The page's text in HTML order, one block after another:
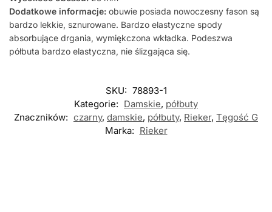
Dodatkowe informacje: obuwie posiada nowoczesny fason są
bardzo lekkie, sznurowane. Bardzo elastyczne spody
absorbujące drgania, wymiękczona wkładka. Podeszwa
półbuta bardzo elastyczna, nie ślizgająca się.
SKU: 78893-1
Kategorie: Damskie, półbuty
Znaczników: czarny, damskie, półbuty, Rieker, Tęgość G
Marka: Rieker